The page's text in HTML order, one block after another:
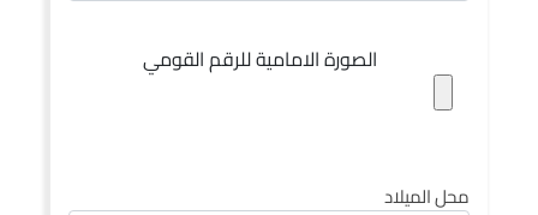
الصورة الامامية للرقم القومي
محل الميلاد